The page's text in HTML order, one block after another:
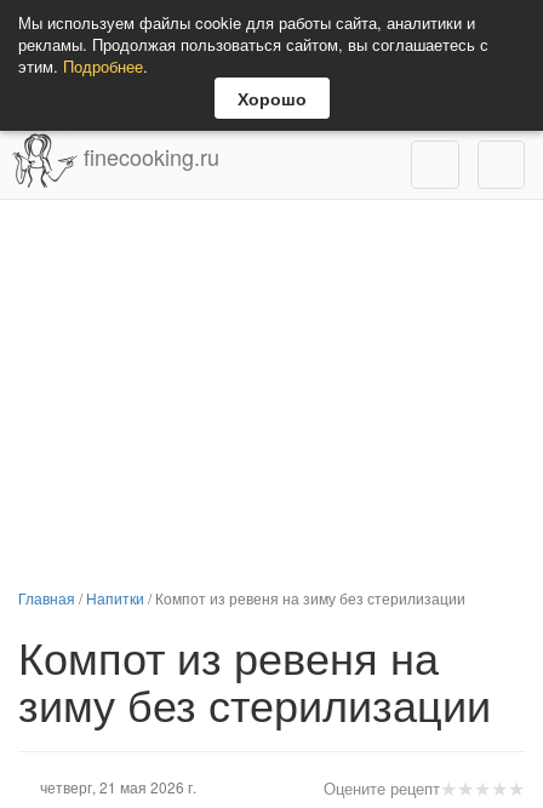
Мы используем файлы cookie для работы сайта, аналитики и
рекламы. Продолжая пользоваться сайтом, вы соглашаетесь с
этим. Подробнее.
Хорошо
finecooking.ru
Главная /Напитки /Компот из ревеня на зиму без стерилизации
Компот из ревеня на
зиму без стерилизации
★★★★★
Оцените рецепт
четверг, 21 мая 2026 г.